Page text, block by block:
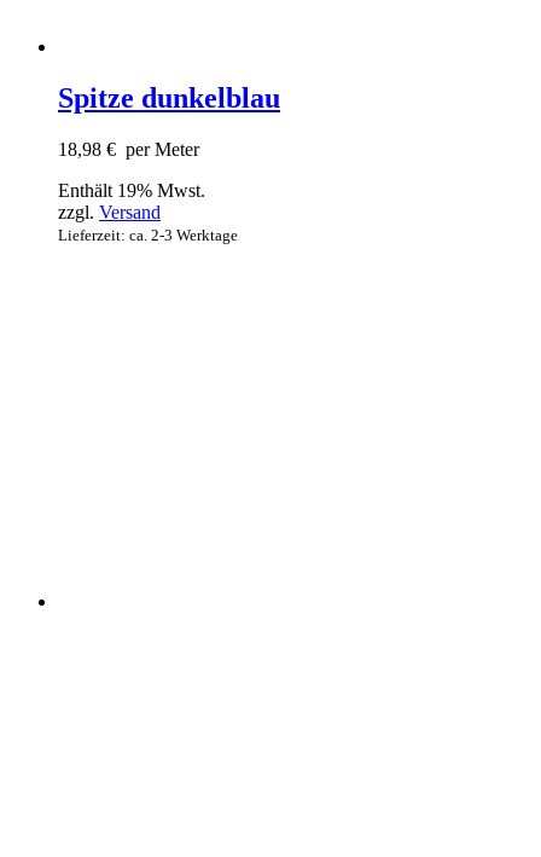
Spitze dunkelblau
18,98 € per Meter
Enthält 19% Mwst.
zzgl. Versand
Lieferzeit: ca. 2-3 Werktage